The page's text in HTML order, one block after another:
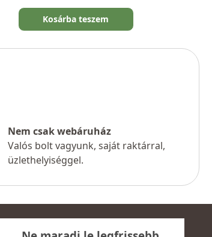
Kosárba teszem
Nem csak webáruház
Valós bolt vagyunk, saját raktárral,
üzlethelyiséggel.